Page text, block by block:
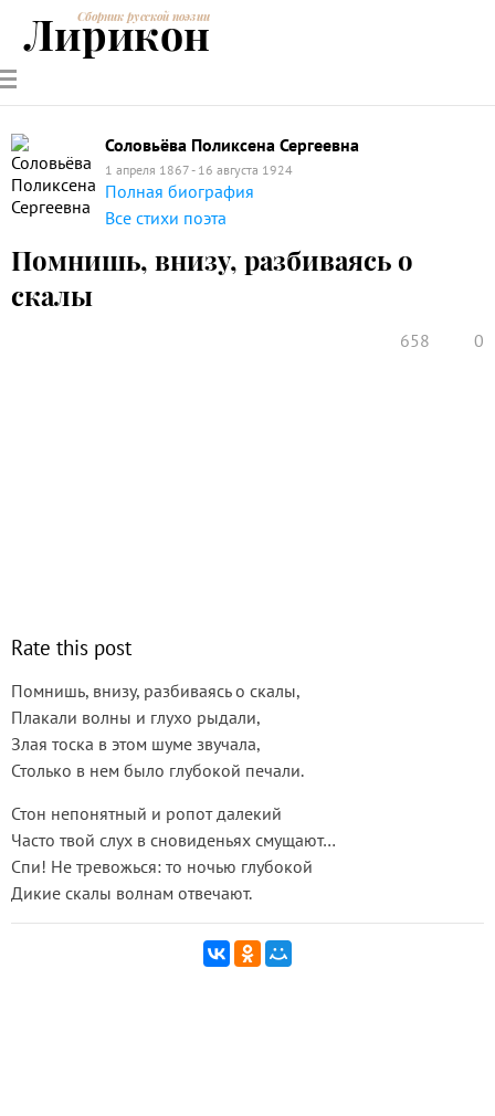
РУССКИЕ
ПОЭТЫ
СОВРЕМЕННИКИЭНЦИКЛОПЕДИЯ
ПОЭЗИИ
Сборник русской поэзии
Лирикон
Соловьёва Поликсена Сергеевна
1 апреля 1867 - 16 августа 1924
Полная биография
Все стихи поэта
Помнишь, внизу, разбиваясь о
скалы
658 0
Rate this post
Помнишь, внизу, разбиваясь о скалы,
Плакали волны и глухо рыдали,
Злая тоска в этом шуме звучала,
Столько в нем было глубокой печали.
Стон непонятный и ропот далекий
Часто твой слух в сновиденьях смущают…
Спи! Не тревожься: то ночью глубокой
Дикие скалы волнам отвечают.